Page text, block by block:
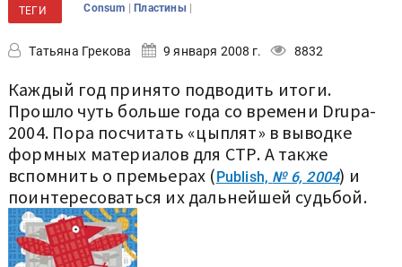
ТЕГИ Consum |Пластины |
Татьяна Грекова 9 января 2008 г. 8832
Каждый год принято подводить итоги.
Прошло чуть больше года со времени Drupa-
2004. Пора посчитать «цыплят» в выводке
формных материалов для СТР. А также
вспомнить о премьерах (Publish, № 6, 2004) и
поинтересоваться их дальнейшей судьбой.